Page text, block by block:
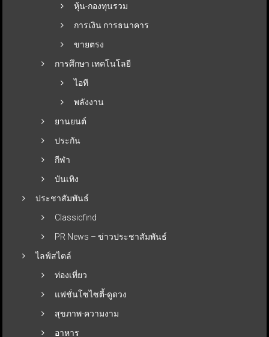
หุ้น-กองทุนรวม
การเงิน การธนาคาร
ขายตรง
การศึกษา เทคโนโลยี
ไอที
พลังงาน
ยานยนต์
ประกัน
กีฬา
บันเทิง
ประชาสัมพันธ์
Classicfind
PR News – ข่าวประชาสัมพันธ์
ไลฟ์สไตล์
ท่องเที่ยว
แฟชั่นโซไซตี้-ดูดวง
สุขภาพ-ความงาม
อาหาร